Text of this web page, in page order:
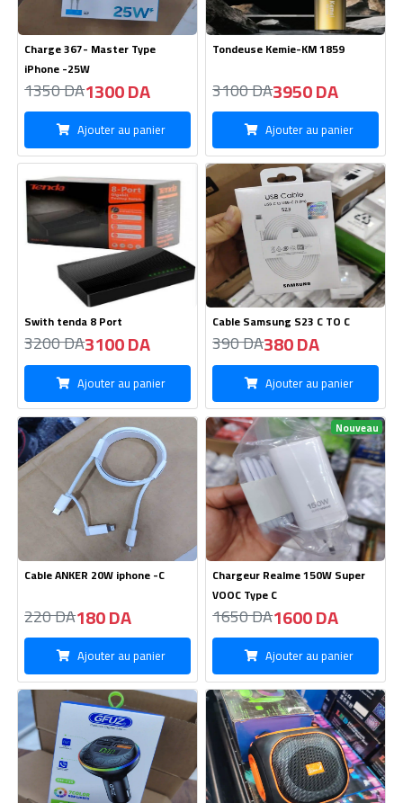
Charge 367- Master Type
iPhone -25W
1350 DA1300 DA
Ajouter au panier
Tondeuse Kemie-KM 1859
3100 DA3950 DA
Ajouter au panier
Swith tenda 8 Port
3200 DA3100 DA
Ajouter au panier
Cable Samsung S23 C TO C
390 DA380 DA
Ajouter au panier
Cable ANKER 20W iphone -C
220 DA180 DA
Ajouter au panier
Nouveau
Chargeur Realme 150W Super
VOOC Type C
1650 DA1600 DA
Ajouter au panier